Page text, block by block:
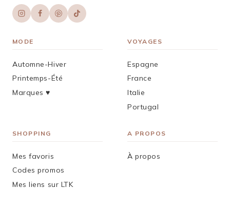
MODE
Automne-Hiver
Printemps-Été
Marques ♥︎
VOYAGES
Espagne
France
Italie
Portugal
SHOPPING
Mes favoris
Codes promos
Mes liens sur LTK
A PROPOS
À propos